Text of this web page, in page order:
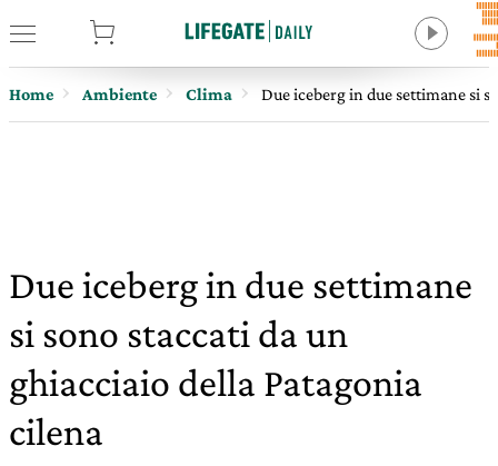
Home Ambiente Clima Due iceberg in due settimane si
Due iceberg in due settimane
si sono staccati da un
ghiacciaio della Patagonia
cilena